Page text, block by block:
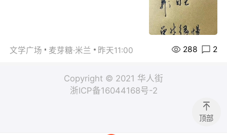
文学广场 麦芽糖·米兰 昨天11:00 288 2
Copyright © 2021 华人街
浙ICP备16044168号-2
顶部